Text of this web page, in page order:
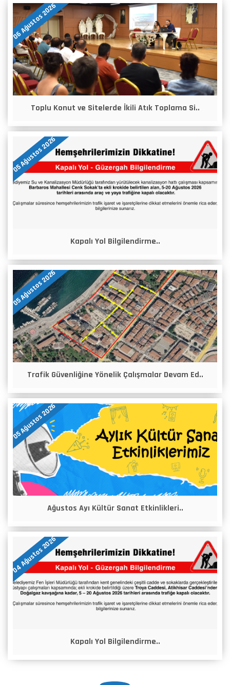
06 Ağustos 2026
Toplu Konut ve Sitelerde İkili Atık Toplama Si..
05 Ağustos 2026
Kapalı Yol Bilgilendirme..
05 Ağustos 2026
Trafik Güvenliğine Yönelik Çalışmalar Devam Ed..
05 Ağustos 2026
Ağustos Ayı Kültür Sanat Etkinlikleri..
04 Ağustos 2026
Kapalı Yol Bilgilendirme..